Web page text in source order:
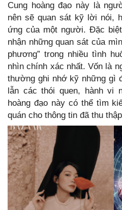
Cung hoàng đạo này là
nên sẽ quan sát kỹ lời nói,
ứng của một người. Đặc
nhận những quan sát của
phương” trong nhiều tình
nhìn chính xác nhất. Vốn là
thường ghi nhớ kỹ những gì
lẫn các thói quen, hành vi
hoàng đạo này có thể tìm
quán cho thông tin đã thu